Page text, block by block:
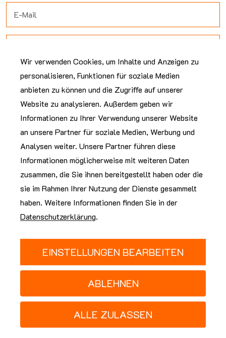
ANFRAGE SENDEN
Wir verwenden Cookies, um Inhalte und Anzeigen zu
personalisieren, Funktionen für soziale Medien
anbieten zu können und die Zugriffe auf unserer
Website zu analysieren. Außerdem geben wir
Informationen zu Ihrer Verwendung unserer Website
an unsere Partner für soziale Medien, Werbung und
Analysen weiter. Unsere Partner führen diese
Informationen möglicherweise mit weiteren Daten
zusammen, die Sie ihnen bereitgestellt haben oder die
sie im Rahmen Ihrer Nutzung der Dienste gesammelt
haben. Weitere Informationen finden Sie in der
Datenschutzerklärung.
EINSTELLUNGEN BEARBEITEN
ABLEHNEN
ALLE ZULASSEN